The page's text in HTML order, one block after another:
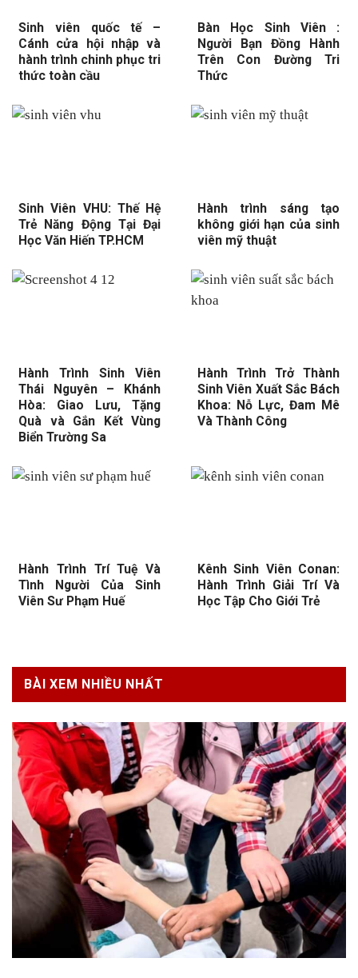
Sinh viên quốc tế –
Cánh cửa hội nhập và
hành trình chinh phục tri
thức toàn cầu
Bàn Học Sinh Viên :
Người Bạn Đồng Hành
Trên Con Đường Tri
Thức
Sinh Viên VHU: Thế Hệ
Trẻ Năng Động Tại Đại
Học Văn Hiến TP.HCM
Hành trình sáng tạo
không giới hạn của sinh
viên mỹ thuật
Hành Trình Sinh Viên
Thái Nguyên – Khánh
Hòa: Giao Lưu, Tặng
Quà và Gắn Kết Vùng
Biển Trường Sa
Hành Trình Trở Thành
Sinh Viên Xuất Sắc Bách
Khoa: Nỗ Lực, Đam Mê
Và Thành Công
Hành Trình Trí Tuệ Và
Tình Người Của Sinh
Viên Sư Phạm Huế
Kênh Sinh Viên Conan:
Hành Trình Giải Trí Và
Học Tập Cho Giới Trẻ
BÀI XEM NHIỀU NHẤT